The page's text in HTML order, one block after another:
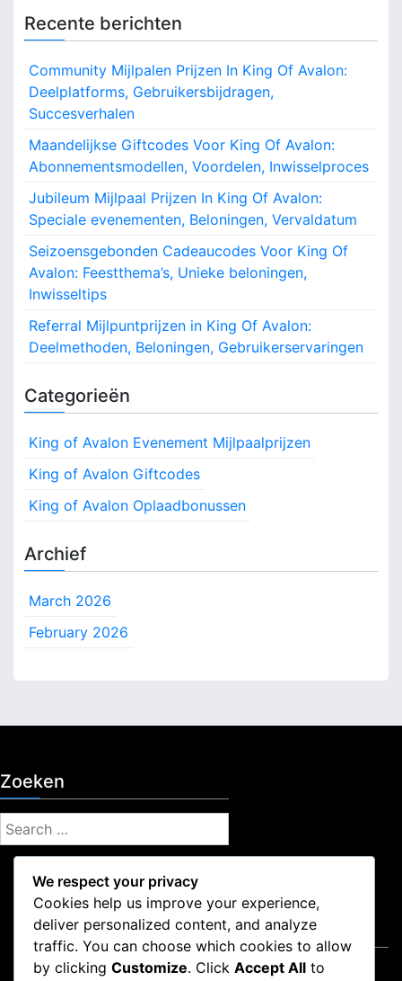
a
r
h
o
Recente berichten
Community Mijlpalen Prijzen In King Of Avalon:
Deelplatforms, Gebruikersbijdragen,
Succesverhalen
Maandelijkse Giftcodes Voor King Of Avalon:
Abonnementsmodellen, Voordelen, Inwisselproces
Jubileum Mijlpaal Prijzen In King Of Avalon:
Speciale evenementen, Beloningen, Vervaldatum
Seizoensgebonden Cadeaucodes Voor King Of
Avalon: Feestthema’s, Unieke beloningen,
Inwisseltips
Referral Mijlpuntprijzen in King Of Avalon:
Deelmethoden, Beloningen, Gebruikerservaringen
Categorieën
King of Avalon Evenement Mijlpaalprijzen
King of Avalon Giftcodes
King of Avalon Oplaadbonussen
Archief
March 2026
February 2026
Zoeken
S
e
Juridisch
Neem contact met ons op
We respect your privacy
Cookies help us improve your experience,
deliver personalized content, and analyze
traffic. You can choose which cookies to allow
by clicking Customize. Click Accept All to